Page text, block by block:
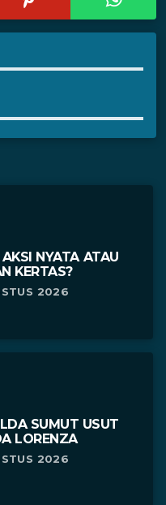
NYATA ATAU
KERTAS?
2026
SUMUT USUT
LORENZA
2026